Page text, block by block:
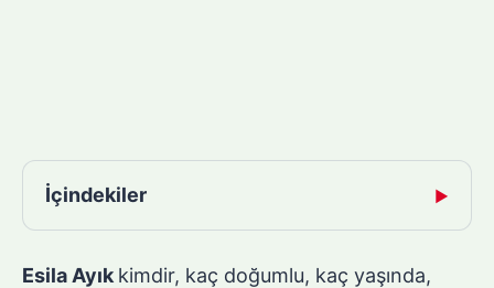
İçindekiler ▶
Esila Ayıkkimdir, kaç doğumlu, kaç yaşında,